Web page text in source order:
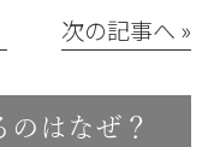
次の記事へ »
はなぜ？